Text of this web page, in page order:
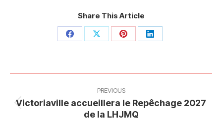
Share This Article
Share Share Share Share
navigation
PREVIOUS
Previous
post:
Victoriaville accueillera le Repêchage 2027
de la LHJMQ